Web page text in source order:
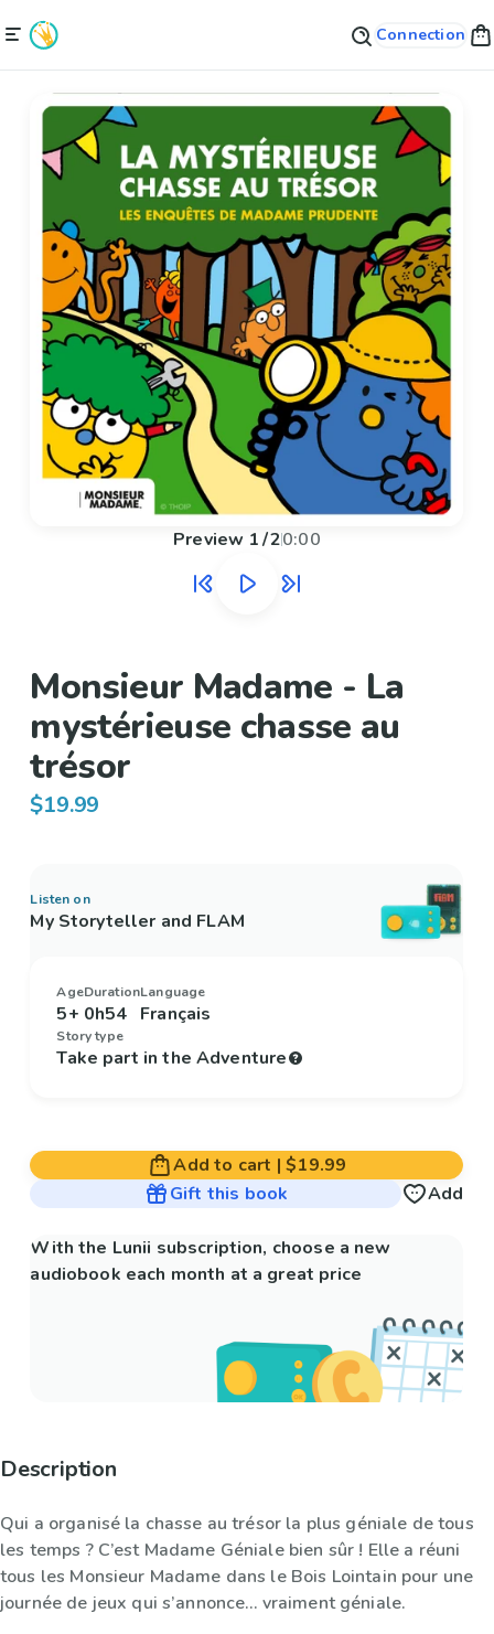
Connection
Preview 1/20:00
Monsieur Madame - La
mystérieuse chasse au
trésor
$19.99
Listen on
My Storyteller and FLAM
Age
5+
Duration
0h54
Language
Français
Story type
Take part in the Adventure
Add to cart |$19.99
Gift this book
Add
With the Lunii subscription, choose a new
audiobook each month at a great price
Description
Qui a organisé la chasse au trésor la plus géniale de tous
les temps ? C’est Madame Géniale bien sûr ! Elle a réuni
tous les Monsieur Madame dans le Bois Lointain pour une
journée de jeux qui s’annonce… vraiment géniale.